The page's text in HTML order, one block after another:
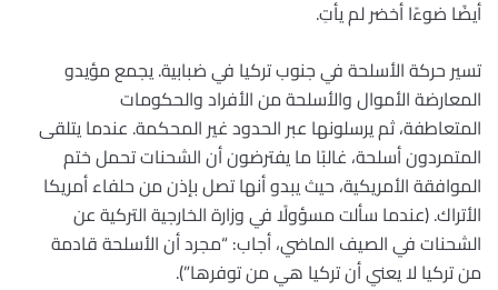
أيضًا ضوءًا أخضر لم يأتِ.
تسير حركة الأسلحة في جنوب تركيا في ضبابية. يجمع مؤيدو
المعارضة الأموال والأسلحة من الأفراد والحكومات
المتعاطفة، ثم يرسلونها عبر الحدود غير المحكمة. عندما يتلقى
المتمردون أسلحة، غالبًا ما يفترضون أن الشحنات تحمل ختم
الموافقة الأمريكية، حيث يبدو أنها تصل بإذن من حلفاء أمريكا
الأتراك. (عندما سألت مسؤولًا في وزارة الخارجية التركية عن
الشحنات في الصيف الماضي، أجاب: “مجرد أن الأسلحة قادمة
من تركيا لا يعني أن تركيا هي من توفرها”).